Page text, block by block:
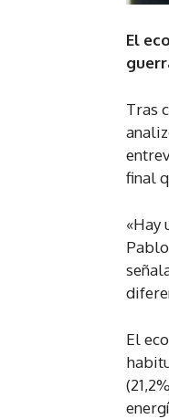
El
Tras
final
«Hay
El